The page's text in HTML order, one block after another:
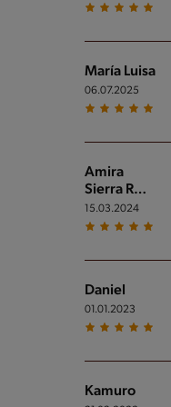
María Luisa
06.07.2025
Amira
Sierra R…
15.03.2024
Daniel
01.01.2023
Kamuro